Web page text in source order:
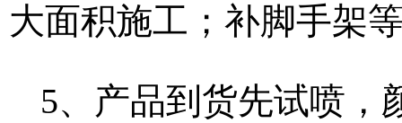
大面积施工；补脚手架
5、产品到货先试喷，